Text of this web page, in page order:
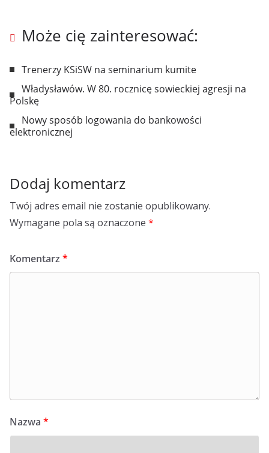
Może cię zainteresować:
Trenerzy KSiSW na seminarium kumite
Władysławów. W 80. rocznicę sowieckiej agresji na
Polskę
Nowy sposób logowania do bankowości
elektronicznej
Dodaj komentarz
Twój adres email nie zostanie opublikowany.
Wymagane pola są oznaczone *
Komentarz *
Nazwa *